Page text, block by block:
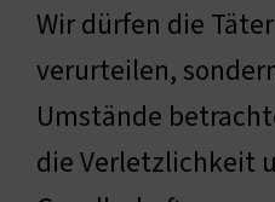
Wir dürfen die
verurteilen,
Umstände
die Verletzlichkeit